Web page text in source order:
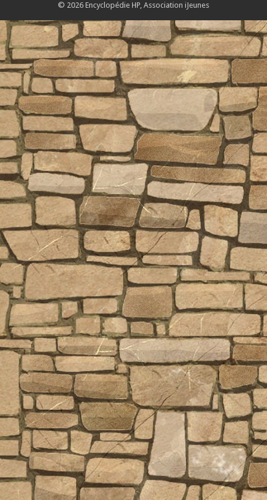
© 2026 Encyclopédie HP, Association iJeunes